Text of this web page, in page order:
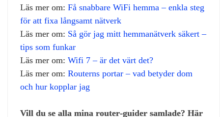
Läs mer om: Få snabbare WiFi hemma – enkla steg
för att fixa långsamt nätverk
Läs mer om: Så gör jag mitt hemmanätverk säkert –
tips som funkar
Läs mer om: Wifi 7 – är det värt det?
Läs mer om: Routerns portar – vad betyder dom
och hur kopplar jag
Vill du se alla mina router‑guider samlade? Här